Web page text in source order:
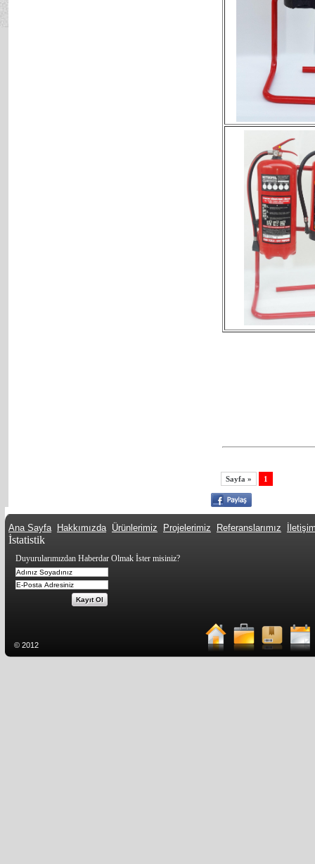
Sayfa » 1
Ana Sayfa Hakkımızda Ürünlerimiz Projelerimiz Referanslarımız
İstatistik
Duyurularımızdan Haberdar Olmak İster misiniz?
© 2012